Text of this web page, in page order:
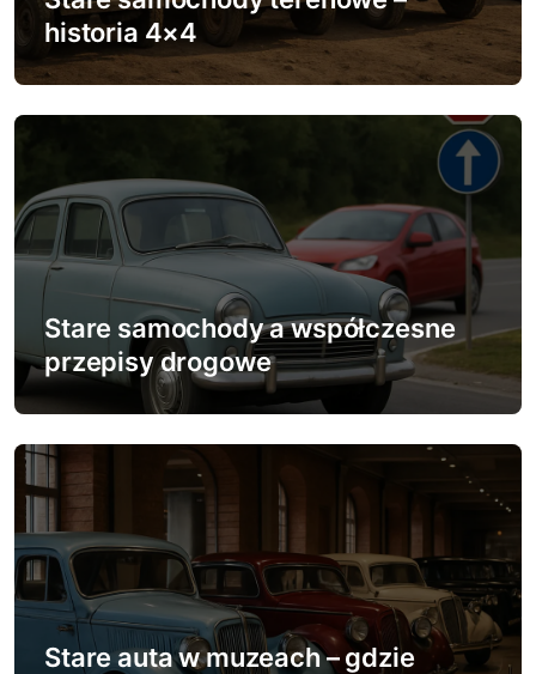
p
i
u
historia 4×4
Stare samochody a współczesne
przepisy drogowe
Stare auta w muzeach – gdzie